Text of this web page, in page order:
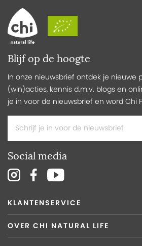
Blijf op de hoogte
In onze nieuwsbrief ontdek je nieuwe
(win)acties, kennis d.m.v. blogs en
je in voor de nieuwsbrief en word Chi
Social media
KLANTENSERVICE
OVER CHI NATURAL LIFE